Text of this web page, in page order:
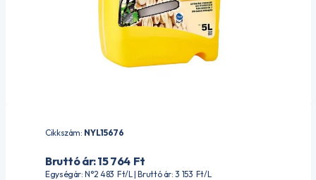
Cikkszám: NYL15676
Bruttó ár: 15 764 Ft
Egységár: N°2 483 Ft/L | Bruttó ár: 3 153 Ft/L